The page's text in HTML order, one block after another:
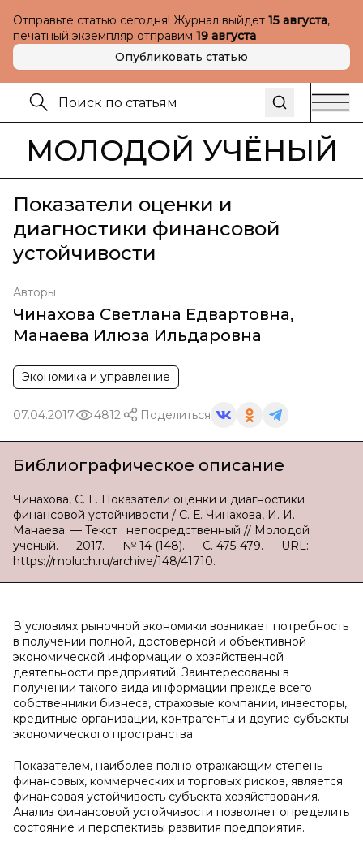
Отправьте статью сегодня! Журнал выйдет 15 августа,
печатный экземпляр отправим 19 августа
Опубликовать статью
МОЛОДОЙ УЧЁНЫЙ
Показатели оценки и
диагностики финансовой
устойчивости
Авторы
Чинахова Светлана Едвартовна,
Манаева Илюза Ильдаровна
Экономика и управление
07.04.2017 4812 Поделиться
Библиографическое описание
Чинахова, С. Е. Показатели оценки и диагностики
финансовой устойчивости / С. Е. Чинахова, И. И.
Манаева. — Текст : непосредственный // Молодой
ученый. — 2017. — № 14 (148). — С. 475-479. — URL:
https://moluch.ru/archive/148/41710.
В условиях рыночной экономики возникает потребность
в получении полной, достоверной и объективной
экономической информации о хозяйственной
деятельности предприятий. Заинтересованы в
получении такого вида информации прежде всего
собственники бизнеса, страховые компании, инвесторы,
кредитные организации, контрагенты и другие субъекты
экономического пространства.
Показателем, наиболее полно отражающим степень
финансовых, коммерческих и торговых рисков, является
финансовая устойчивость субъекта хозяйствования.
Анализ финансовой устойчивости позволяет определить
состояние и перспективы развития предприятия.